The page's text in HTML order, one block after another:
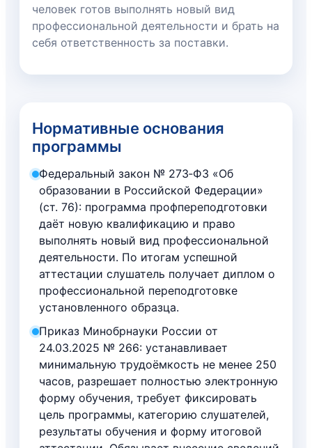
человек готов выполнять новый вид
профессиональной деятельности и брать на
себя ответственность за поставки.
Нормативные основания
программы
Федеральный закон № 273‑ФЗ «Об
образовании в Российской Федерации»
(ст. 76): программа профпереподготовки
даёт новую квалификацию и право
выполнять новый вид профессиональной
деятельности. По итогам успешной
аттестации слушатель получает диплом о
профессиональной переподготовке
установленного образца.
Приказ Минобрнауки России от
24.03.2025 № 266: устанавливает
минимальную трудоёмкость не менее 250
часов, разрешает полностью электронную
форму обучения, требует фиксировать
цель программы, категорию слушателей,
результаты обучения и форму итоговой